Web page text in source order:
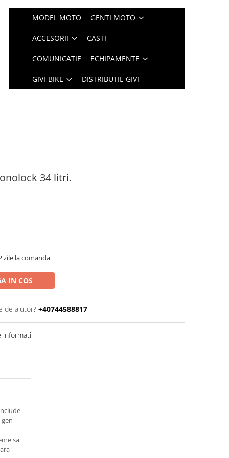
MODEL MOTO GENTI MOTO
ACCESORII CASTI
COMUNICATIE ECHIPAMENTE
GIVI-BIKE DISTRIBUTIE GIVI
34 litri.
zile la comanda
IN COS
de ajutor? +40744588817
informatii
sa